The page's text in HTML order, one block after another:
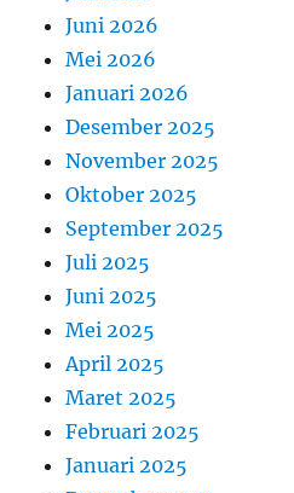
Juni 2026
Mei 2026
Januari 2026
Desember 2025
November 2025
Oktober 2025
September 2025
Juli 2025
Juni 2025
Mei 2025
April 2025
Maret 2025
Februari 2025
Januari 2025